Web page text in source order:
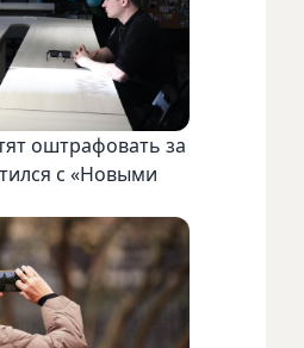
оштрафовать за
с «Новыми